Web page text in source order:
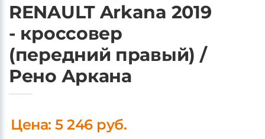
RENAULT Arkana 2019
- кроссовер
(передний правый) /
Рено Аркана
Цена: 5 246 руб.